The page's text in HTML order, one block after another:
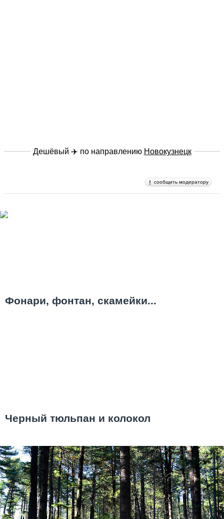
Дешёвый ✈️ по направлению Новокузнецк
сообщить модератору
Фонари, фонтан, скамейки...
Черный тюльпан и колокол